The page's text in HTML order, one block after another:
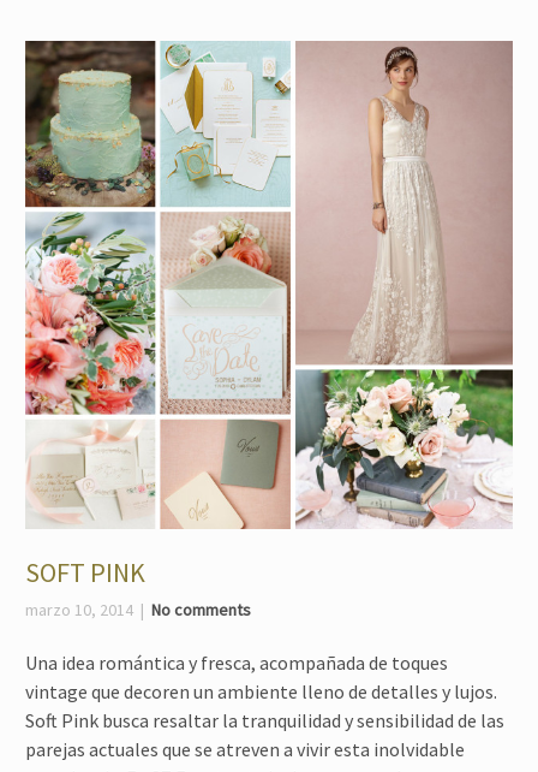
SOFT PINK
marzo 10, 2014 No comments
Una idea romántica y fresca, acompañada de toques
vintage que decoren un ambiente lleno de detalles y lujos.
Soft Pink busca resaltar la tranquilidad y sensibilidad de las
parejas actuales que se atreven a vivir esta inolvidable